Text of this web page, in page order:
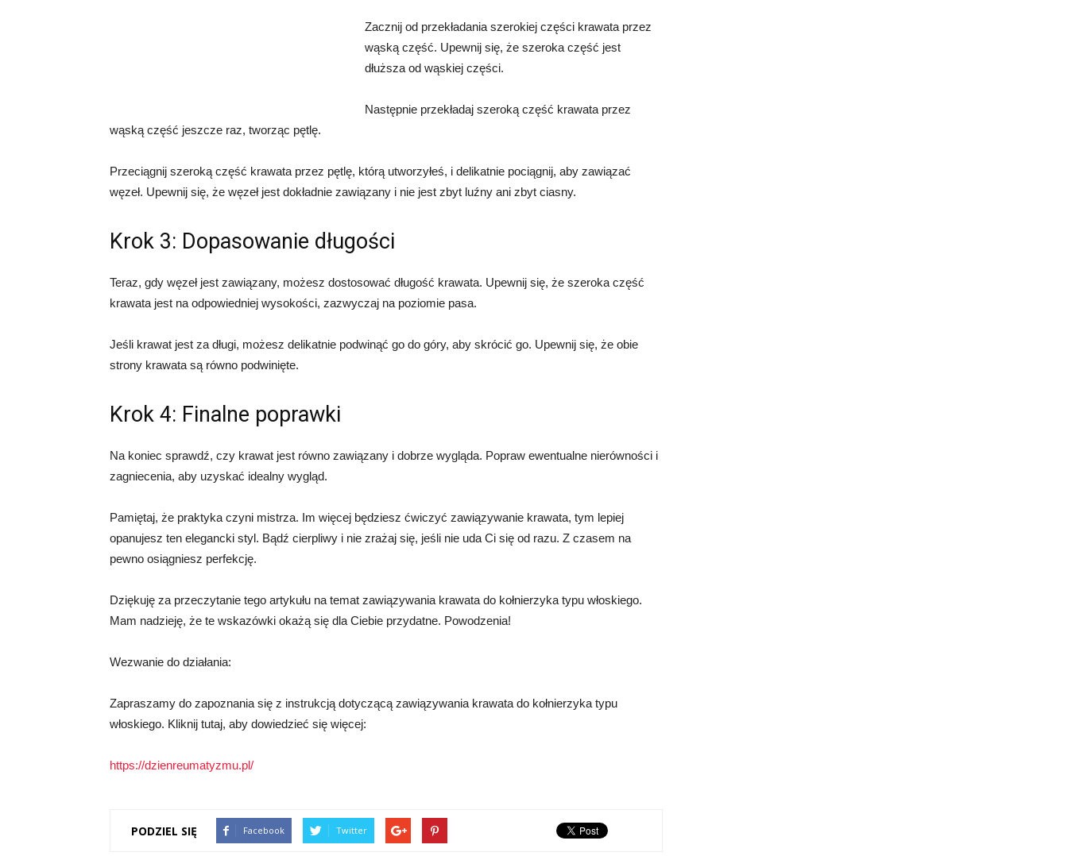
Zacznij od przekładania szerokiej części krawata przez
wąską część. Upewnij się, że szeroka część jest
dłuższa od wąskiej części.
Następnie przekładaj szeroką część krawata przez
wąską część jeszcze raz, tworząc pętlę.
Przeciągnij szeroką część krawata przez pętlę, którą utworzyłeś, i delikatnie pociągnij, aby zawiązać
węzeł. Upewnij się, że węzeł jest dokładnie zawiązany i nie jest zbyt luźny ani zbyt ciasny.
Krok 3: Dopasowanie długości
Teraz, gdy węzeł jest zawiązany, możesz dostosować długość krawata. Upewnij się, że szeroka część
krawata jest na odpowiedniej wysokości, zazwyczaj na poziomie pasa.
Jeśli krawat jest za długi, możesz delikatnie podwinąć go do góry, aby skrócić go. Upewnij się, że obie
strony krawata są równo podwinięte.
Krok 4: Finalne poprawki
Na koniec sprawdź, czy krawat jest równo zawiązany i dobrze wygląda. Popraw ewentualne nierówności i
zagniecenia, aby uzyskać idealny wygląd.
Pamiętaj, że praktyka czyni mistrza. Im więcej będziesz ćwiczyć zawiązywanie krawata, tym lepiej
opanujesz ten elegancki styl. Bądź cierpliwy i nie zrażaj się, jeśli nie uda Ci się od razu. Z czasem na
pewno osiągniesz perfekcję.
Dziękuję za przeczytanie tego artykułu na temat zawiązywania krawata do kołnierzyka typu włoskiego.
Mam nadzieję, że te wskazówki okażą się dla Ciebie przydatne. Powodzenia!
Wezwanie do działania:
Zapraszamy do zapoznania się z instrukcją dotyczącą zawiązywania krawata do kołnierzyka typu
włoskiego. Kliknij tutaj, aby dowiedzieć się więcej:
https://dzienreumatyzmu.pl/
PODZIEL SIĘ Facebook Twitter